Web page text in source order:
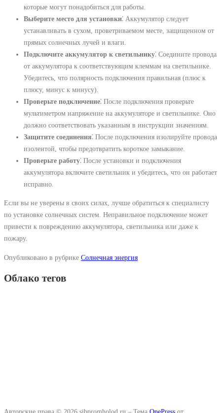
которые могут понадобиться для работы.
Выберите место для установки⁚ Аккумулятор следует
устанавливать в сухом, проветриваемом месте, защищенном от
прямых солнечных лучей и влаги.
Подключите аккумулятор к светильнику⁚ Соедините провода
от аккумулятора к соответствующим клеммам на светильнике.
Убедитесь, что полярность подключения правильная (плюс к
плюсу, минус к минусу).
Проверьте подключение⁚ После подключения проверьте
мультиметром напряжение на аккумуляторе и светильнике. Оно
должно соответствовать указанным в инструкции значениям.
Защитите соединения⁚ После подключения изолируйте провода
изолентой, чтобы предотвратить короткое замыкание.
Проверьте работу⁚ После установки и подключения
аккумулятора включите светильник и убедитесь, что он работает
исправно.
Если вы не уверены в своих силах, лучше обратиться к специалисту
по установке солнечных систем. Неправильное подключение может
привести к повреждению аккумулятора, светильника или даже к
пожару.
Опубликовано в рубрике Солнечная энергия
Облако тегов
Авторские права © 2026 sibpromholod.ru – Тема OnePress от